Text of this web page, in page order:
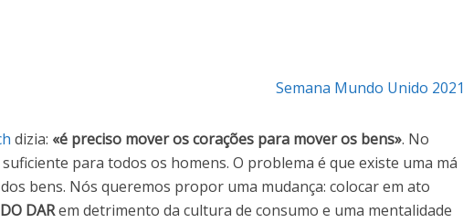
Semana Mundo Unido 2021
dizia: «é preciso mover os corações para mover os bens». No
para todos os homens. O problema é que existe uma má
bens. Nós queremos propor uma mudança: colocar em ato
DARem detrimento da cultura de consumo e uma mentalidade